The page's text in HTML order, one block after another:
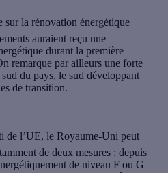
sur la rénovation énergétique
auraient reçu une
durant la première
remarque par ailleurs une forte
du pays, le sud développant
de transition.
de l’UE, le Royaume-Uni peut
de deux mesures : depuis
de niveau F ou G